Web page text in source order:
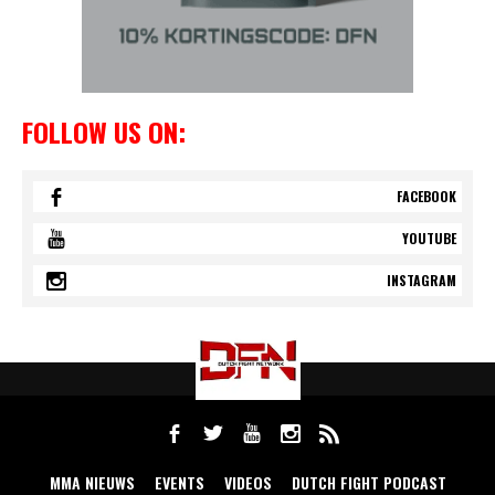
FOLLOW US ON:
FACEBOOK
YOUTUBE
INSTAGRAM
MMA NIEUWS EVENTS VIDEOS DUTCH FIGHT PODCAST